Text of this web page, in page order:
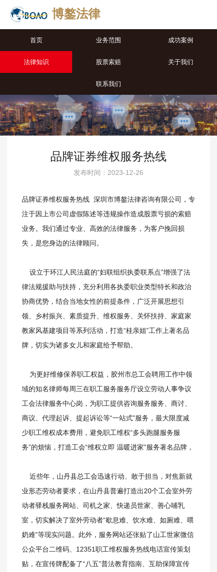
博鏊法律
首页 业务范围 成功案例
法律知识 股票索赔 关于我们
联系我们
品牌证券维权服务热线
发布时间：2023-12-26
品牌证券维权服务热线 深圳市博鏊法律咨询有限公司，专
注于因上市公司虚假陈述等违规操作造成股票亏损的索赔
业务。我们通过专业、高效的法律服务，为客户挽回损
失，是您身边的法律顾问。
设立于环江人民法庭的“妇联组织执委联系点”增强了法
律法规援助与扶持，充分利用各执委职业类型特长和政治
协商优势，结合当地女性的前提条件，广泛开展思想引
领、乡村振兴、素质提升、维权服务、关怀扶持、家庭家
教家风基建项目等系列活动，打造“桂亲姐”工作上著名品
牌，切实为诸多女儿和家庭给予帮助。
为更好维修保养职工权益，胶州市总工会聘用工作中领
域的知名律师每周三在职工服务服务厅设立劳动人事争议
工会法律服务中心岗，为职工提供咨询服务服务、商讨、
商议、代理起诉、提起诉讼等“一站式”服务，最大限度减
少职工维权成本费用，避免职工维权“多头跑腿服务服
务”的烦恼，打造工会“维权立即 温暖进家”服务著名品牌，
近些年，山丹县总工会迅速行动、敢于担当，对焦新就
业形态劳动者要求，在山丹县普遍打造出20个工会室外劳
动者驿栈服务网站、司机之家、快递员世家、善心哺乳
室，切实解决了室外劳动者“歇息难、饮水难、如厕难、喂
奶难”等现实问题。此外，服务网站还张贴了山工世家微信
公众平台二维码、12351职工维权服务热线电话宣传策划
贴，在宣传牌配备了“八五”普法教育指南、互助保障宣传